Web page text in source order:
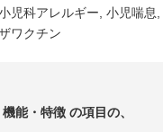
児科アレルギー 小児喘息
ワクチン
機能・特徴 の項目の、